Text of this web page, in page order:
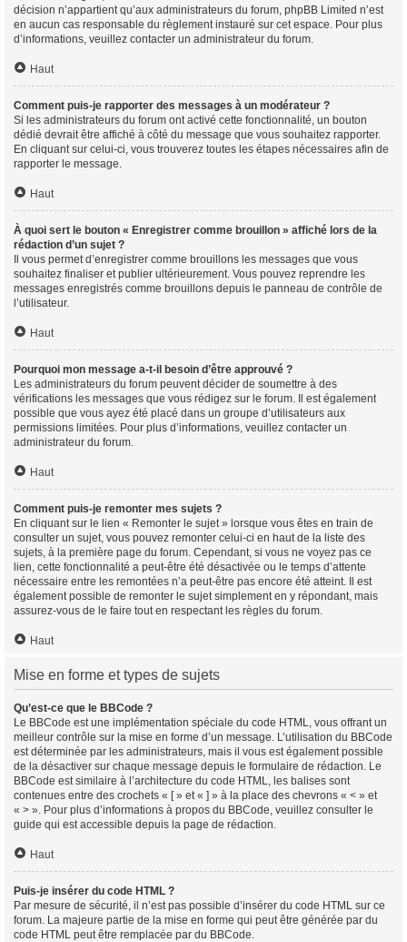
décision n’appartient qu’aux administrateurs du forum, phpBB Limited n’est
en aucun cas responsable du règlement instauré sur cet espace. Pour plus
d’informations, veuillez contacter un administrateur du forum.
Haut
Comment puis-je rapporter des messages à un modérateur ?
Si les administrateurs du forum ont activé cette fonctionnalité, un bouton
dédié devrait être affiché à côté du message que vous souhaitez rapporter.
En cliquant sur celui-ci, vous trouverez toutes les étapes nécessaires afin de
rapporter le message.
Haut
À quoi sert le bouton « Enregistrer comme brouillon » affiché lors de la
rédaction d’un sujet ?
Il vous permet d’enregistrer comme brouillons les messages que vous
souhaitez finaliser et publier ultérieurement. Vous pouvez reprendre les
messages enregistrés comme brouillons depuis le panneau de contrôle de
l’utilisateur.
Haut
Pourquoi mon message a-t-il besoin d’être approuvé ?
Les administrateurs du forum peuvent décider de soumettre à des
vérifications les messages que vous rédigez sur le forum. Il est également
possible que vous ayez été placé dans un groupe d’utilisateurs aux
permissions limitées. Pour plus d’informations, veuillez contacter un
administrateur du forum.
Haut
Comment puis-je remonter mes sujets ?
En cliquant sur le lien « Remonter le sujet » lorsque vous êtes en train de
consulter un sujet, vous pouvez remonter celui-ci en haut de la liste des
sujets, à la première page du forum. Cependant, si vous ne voyez pas ce
lien, cette fonctionnalité a peut-être été désactivée ou le temps d’attente
nécessaire entre les remontées n’a peut-être pas encore été atteint. Il est
également possible de remonter le sujet simplement en y répondant, mais
assurez-vous de le faire tout en respectant les règles du forum.
Haut
Mise en forme et types de sujets
Qu’est-ce que le BBCode ?
Le BBCode est une implémentation spéciale du code HTML, vous offrant un
meilleur contrôle sur la mise en forme d’un message. L’utilisation du BBCode
est déterminée par les administrateurs, mais il vous est également possible
de la désactiver sur chaque message depuis le formulaire de rédaction. Le
BBCode est similaire à l’architecture du code HTML, les balises sont
contenues entre des crochets « [ » et « ] » à la place des chevrons « < » et
« > ». Pour plus d’informations à propos du BBCode, veuillez consulter le
guide qui est accessible depuis la page de rédaction.
Haut
Puis-je insérer du code HTML ?
Par mesure de sécurité, il n’est pas possible d’insérer du code HTML sur ce
forum. La majeure partie de la mise en forme qui peut être générée par du
code HTML peut être remplacée par du BBCode.